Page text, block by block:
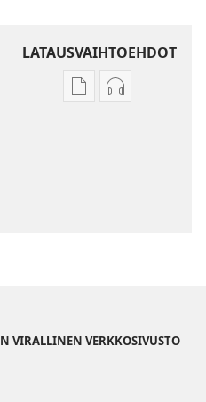
LATAUSVAIHTOEHDOT
JulkaisujenÄänitteiden
VIRALLINEN VERKKOSIVUSTO